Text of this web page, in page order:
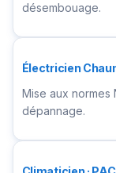
désembouage.
Électricien
Mise aux normes
dépannage.